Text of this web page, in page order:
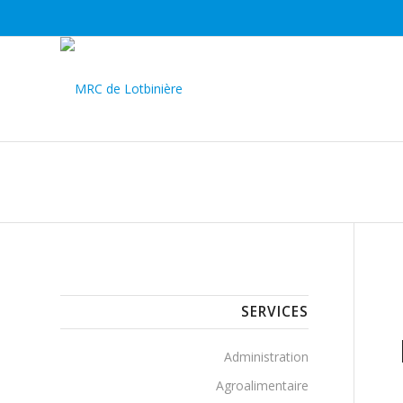
SERVICES
Administration
Agroalimentaire